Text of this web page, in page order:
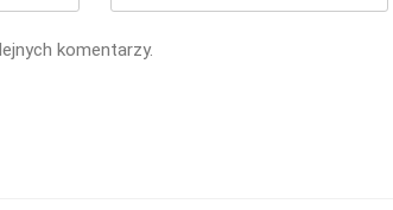
komentarzy.